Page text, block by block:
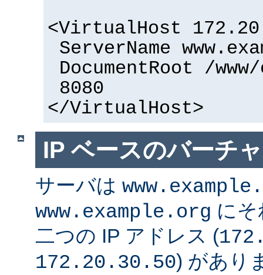
<VirtualHost
ServerName
DocumentRoot /
8080
</VirtualHost>
IP ベースのバーチ
サーバは
www.example.org に
二つの IP アドレス (
172.20.30.50) があり